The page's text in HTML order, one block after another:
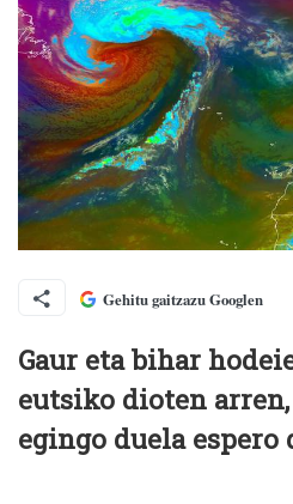
Gehitu gaitzazu Googlen
Gaur eta bihar
eutsiko dioten
egingo duela espero